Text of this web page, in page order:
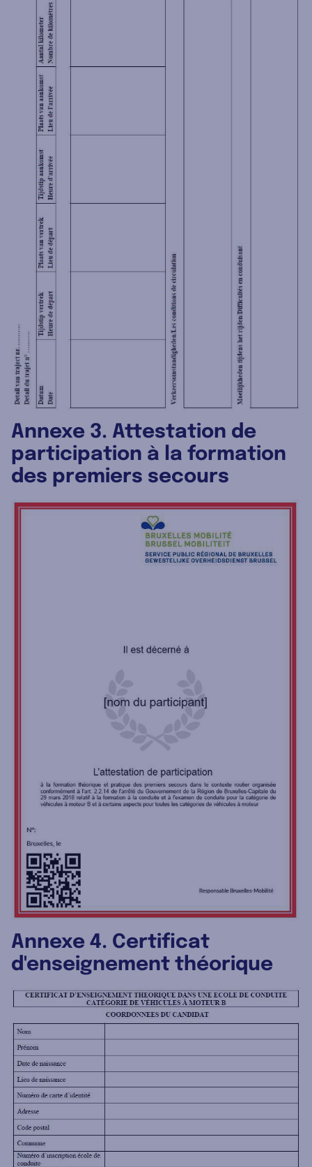
Annexe 3. Attestation de
participation à la formation
des premiers secours
Annexe 4. Certificat
d'enseignement théorique